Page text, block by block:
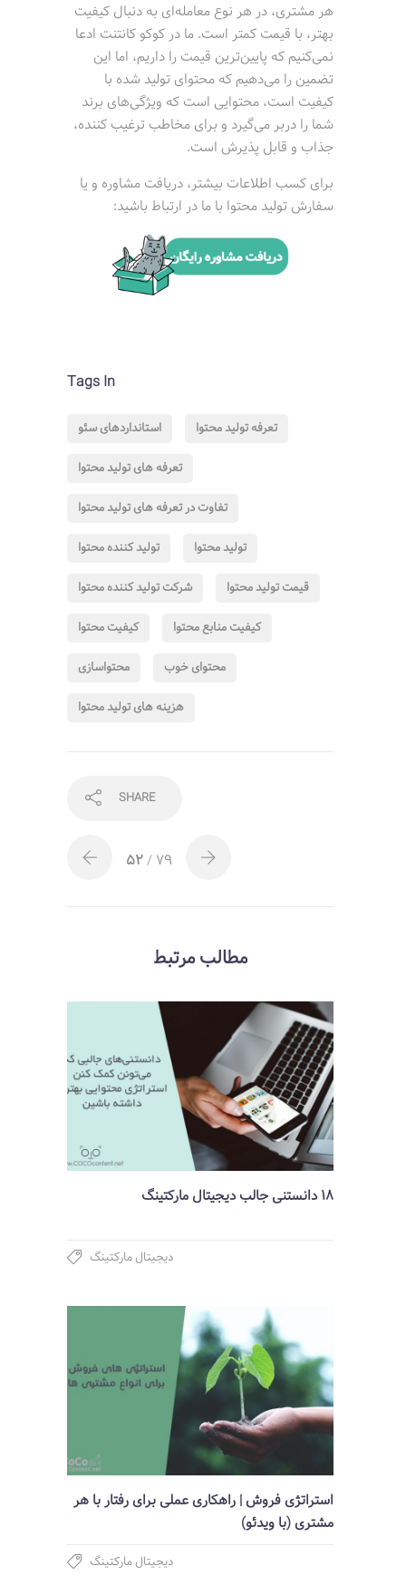
هر مشتری، در هر نوع معامله‌ای به دنبال کیفیت
بهتر، با قیمت کمتر است. ما در کوکو کانتنت ادعا
نمی‌کنیم که پایین‌ترین قیمت را داریم، اما این
تضمین را می‌دهیم که محتوای تولید شده با
کیفیت است، محتوایی است که ویژگی‌های برند
شما را دربر می‌گیرد و برای مخاطب ترغیب کننده،
جذاب و قابل پذیرش است.
برای کسب اطلاعات بیشتر، دریافت مشاوره و یا
سفارش تولید محتوا با ما در ارتباط باشید:
Tags In
استانداردهای سئو
تعرفه تولید محتوا
تعرفه های تولید محتوا
تفاوت در تعرفه های تولید محتوا
تولید کننده محتوا
تولید محتوا
شرکت تولید کننده محتوا
قیمت تولید محتوا
کیفیت محتوا
کیفیت منابع محتوا
محتواسازی
محتوای خوب
هزینه های تولید محتوا
SHARE
52/ 79
مطالب مرتبط
18 دانستنی جالب دیجیتال مارکتینگ
دیجیتال مارکتینگ
استراتژی فروش | راهکاری عملی برای رفتار با هر
مشتری (با ویدئو)
دیجیتال مارکتینگ